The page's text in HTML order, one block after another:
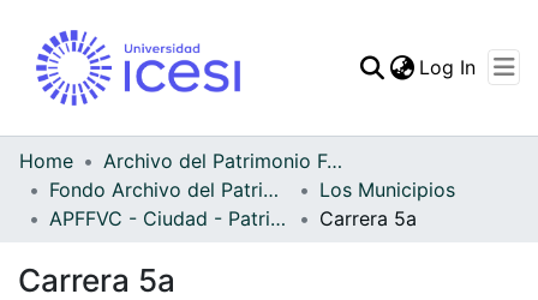
Statistics
Log In
Home
Archivo del Patrimonio Fotográfico y Fílmico del Valle del Cauca
Fondo Archivo del Patrimonio Fotográfico y Fílmico del Valle del Cauca
Los Municipios
APFFVC - Ciudad - Patrimonial
Carrera 5a
Carrera 5a